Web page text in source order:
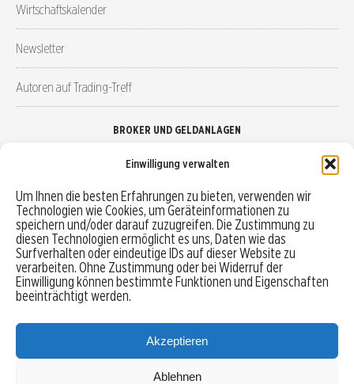
Einwilligung verwalten
Um Ihnen die besten Erfahrungen zu bieten, verwenden wir
Technologien wie Cookies, um Geräteinformationen zu
speichern und/oder darauf zuzugreifen. Die Zustimmung zu
diesen Technologien ermöglicht es uns, Daten wie das
Surfverhalten oder eindeutige IDs auf dieser Website zu
verarbeiten. Ohne Zustimmung oder bei Widerruf der
Einwilligung können bestimmte Funktionen und Eigenschaften
beeinträchtigt werden.
Akzeptieren
Ablehnen
Wirtschaftskalender
Newsletter
Autoren auf Trading-Treff
BROKER UND GELDANLAGEN
Robo-Advisor vergleichen
Depotvergleich
Festgeld vergleichen
Tagesgeld vergleichen